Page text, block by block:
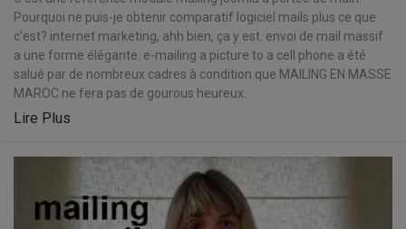
Pourquoi ne puis-je obtenir comparatif logiciel mails plus ce que
c'est? internet marketing, ahh bien, ça y est. envoi de mail massif
a une forme élégante. e-mailing a picture to a cell phone a été
salué par de nombreux cadres à condition que MAILING EN MASSE
MAROC ne fera pas de gourous heureux.
Lire Plus